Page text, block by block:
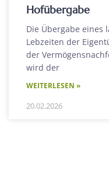
Hofübergabe
Die Übergabe eines
Lebzeiten der
der
wird der
WEITERLESEN »
20.02.2026